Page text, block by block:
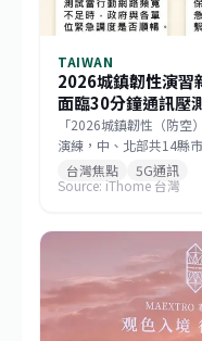
TAIWAN
2026城鎮韌性演
面臨30分鐘通訊壓
「2026城鎮韌性（防
演練，中、北部共14縣
動通訊、雲端平台與即
援鏈路、離線作業及企
台灣焦點 5G通訊
Source: iThome 台灣